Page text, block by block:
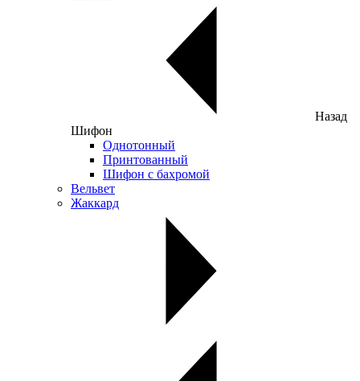
Назад
Шифон
Однотонный
Принтованный
Шифон с бахромой
Вельвет
Жаккард